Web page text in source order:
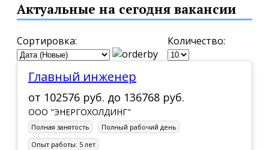
Актуальные на сегодня вакансии
Сортировка: Количество:
Главный инженер
от 102576 руб. до 136768 руб.
ООО "ЭНЕРГОХОЛДИНГ"
Полная занятость
Полный рабочий день
Опыт работы: 5 лет